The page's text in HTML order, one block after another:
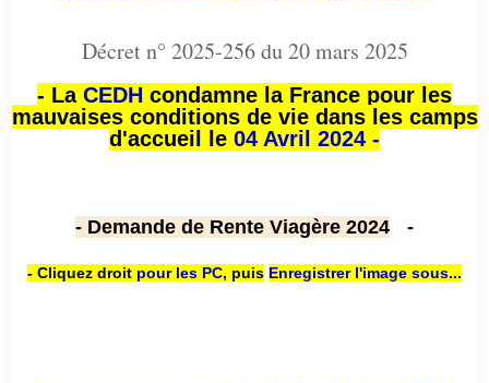
Décret n° 2025-256 du 20 mars 2025
- La CEDH condamne la France pour les
mauvaises conditions de vie dans les camps
d'accueil le 04 Avril 2024 -
- Demande de Rente Viagère 2024 -
- Cliquez droit pour les PC, puis Enregistrer l'image sous...